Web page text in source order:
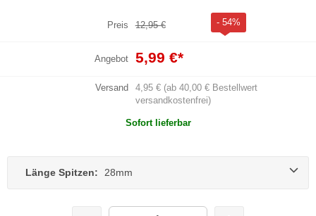
Preis 12,95 € - 54%
Angebot 5,99 €*
Versand
4,95 € (ab 40,00 € Bestellwert
versandkostenfrei)
Sofort lieferbar
Länge Spitzen: 28mm